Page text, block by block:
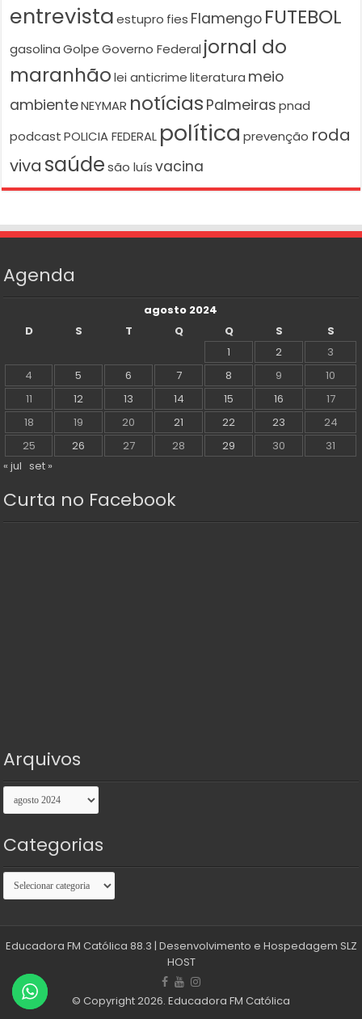
entrevista estupro fies Flamengo FUTEBOL
gasolina Golpe Governo Federal jornal do
maranhão lei anticrime literatura meio
ambienteNEYMAR notícias Palmeiras pnad
podcast POLICIA FEDERAL política prevenção roda
viva saúde são luís vacina
Agenda
agosto 2024
D
S T Q Q S
S
1
2
3
4
5 6 7 8 9
10
11
12 13 14 15 16
17
18
19 20 21 22 23
24
25
26 27 28 29 30
31
« jul set »
Curta no Facebook
Arquivos
Arquivos
Categorias
Categorias
Educadora FM Católica 88.3 | Desenvolvimento e Hospedagem SLZ
HOST
© Copyright 2026. Educadora FM Católica